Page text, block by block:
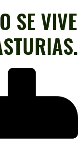
SE VIVE